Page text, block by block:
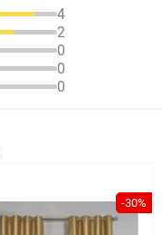
4
2
0
0
0
-30%